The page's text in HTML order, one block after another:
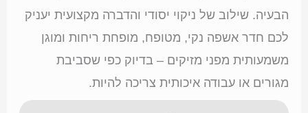
הבעיה. שילוב של ניקוי יסודי והדברה מקצועית יעניק
לכם חדר אשפה נקי, מטופח, מופחת ריחות ומוגן
משמעותית מפני מזיקים – בדיוק כפי שסביבת
מגורים או עבודה איכותית צריכה להיות.